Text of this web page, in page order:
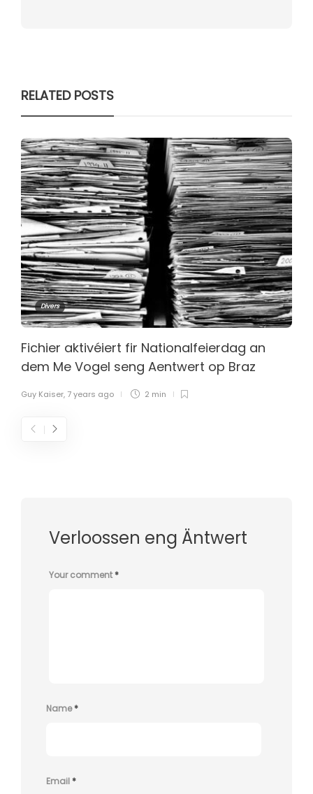
RELATED POSTS
Divers
Fichier aktivéiert fir Nationalfeierdag an
dem Me Vogel seng Aentwert op Braz
Guy Kaiser, 7 years ago 2 min
Verloossen eng Äntwert
Your comment*
Name*
Email*